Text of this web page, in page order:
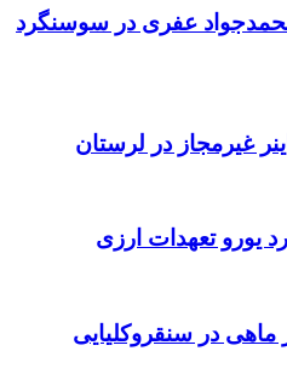
عفری در سوسنگرد
ماهی در سنقروکلیایی